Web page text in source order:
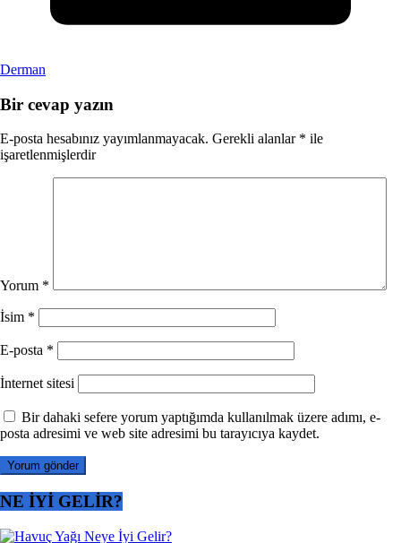
Derman
Bir cevap yazın
E-posta hesabınız yayımlanmayacak. Gerekli alanlar * ile
işaretlenmişlerdir
Yorum *
İsim *
E-posta *
İnternet sitesi
Bir dahaki sefere yorum yaptığımda kullanılmak üzere adımı, e-
posta adresimi ve web site adresimi bu tarayıcıya kaydet.
NE İYİ GELİR?